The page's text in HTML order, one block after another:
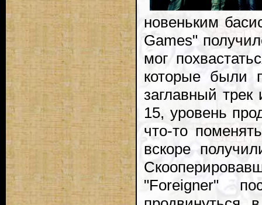
новеньким
Games"
мог
которые были
заглавный
15, уровень
что-то
вскоре
"Foreigner"